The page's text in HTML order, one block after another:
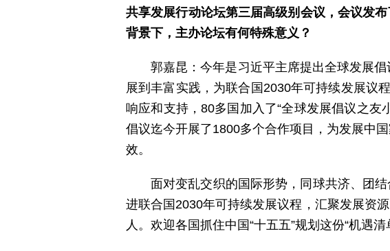
共享发展行动论坛第三届高级别会议，会议发
背景下，主办论坛有何特殊意义？
郭嘉昆：今年是习近平主席提出全球发展
展到丰富实践，为联合国2030年可持续发展议
响应和支持，80多国加入了“全球发展倡议之
倡议迄今开展了1800多个合作项目，为发展中
效。
面对变乱交织的国际形势，同球共济、团
进联合国2030年可持续发展议程，汇聚发展资
人。欢迎各国抓住中国“十五五”规划这份“机遇